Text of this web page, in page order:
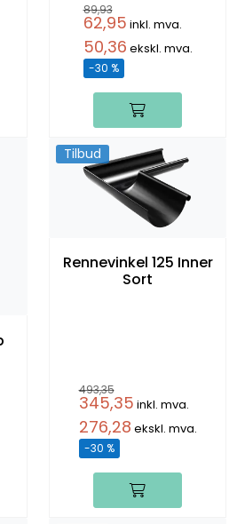
89,93
62,95 inkl. mva.
50,36 ekskl. mva.
-30 %
Tilbud
Rennevinkel 125 Inner
Sort
493,35
345,35 inkl. mva.
276,28 ekskl. mva.
-30 %